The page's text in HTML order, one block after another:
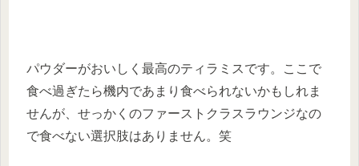
パウダーがおいしく最高のティラミスです。ここで
食べ過ぎたら機内であまり食べられないかもしれま
せんが、せっかくのファーストクラスラウンジなの
で食べない選択肢はありません。笑